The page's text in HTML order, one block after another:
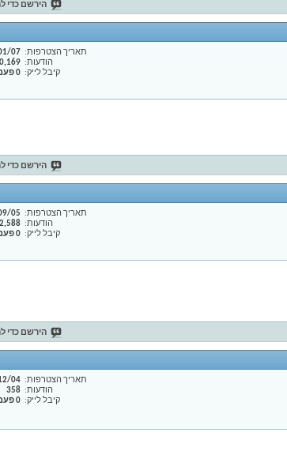
הירשם כדי
תאריך הצטרפות
07
הודעות
קיבל לייק
0 פעמים
הירשם כדי
תאריך הצטרפות
05
הודעות
2,588
קיבל לייק
0 פעמים
הירשם כדי
תאריך הצטרפות
04
הודעות
358
קיבל לייק
0 פעמים